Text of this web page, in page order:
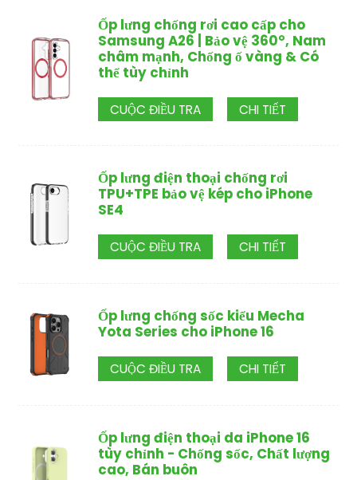
Ốp lưng chống rơi cao cấp cho
Samsung A26 | Bảo vệ 360°, Nam
châm mạnh, Chống ố vàng & Có
thể tùy chỉnh
CUỘC ĐIỀU TRA CHI TIẾT
Ốp lưng điện thoại chống rơi
TPU+TPE bảo vệ kép cho iPhone
SE4
CUỘC ĐIỀU TRA CHI TIẾT
Ốp lưng chống sốc kiểu Mecha
Yota Series cho iPhone 16
CUỘC ĐIỀU TRA CHI TIẾT
Ốp lưng điện thoại da iPhone 16
tùy chỉnh - Chống sốc, Chất lượng
cao, Bán buôn